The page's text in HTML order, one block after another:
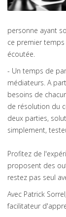
personne ayant
ce premier
écoutée.
- Un temps de
médiateurs. A
besoins de
de résolution du
deux parties,
simplement,
Profitez de
proposent des
restez pas seul
Avec Patrick
facilitateur